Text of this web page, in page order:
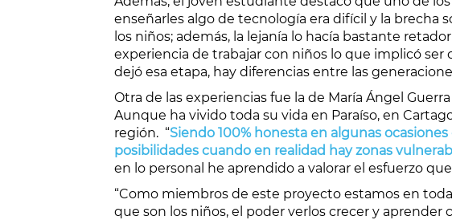
enseñarles algo de tecnología era difícil y la
los niños; además, la lejanía lo hacía bastante
experiencia de trabajar con niños lo que implicó
dejó esa etapa, hay diferencias entre las
Otra de las experiencias fue la de María Ángel
Aunque ha vivido toda su vida en Paraíso, en
región. “Siendo 100% honesta en algunas
posibilidades cuando en realidad hay zonas
en lo personal he aprendido a valorar el esfuerzo
“Como miembros de este proyecto estamos en
que son los niños, el poder verlos crecer y